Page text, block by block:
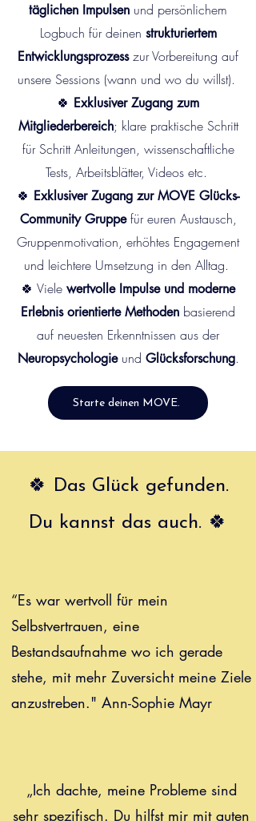
täglichen Impulsen und persönlichem
Logbuch für deinen strukturiertem
EntwicklungsprozesszurVorbereitung auf
unsere Sessions (wann und wo du willst).
🍀 Exklusiver Zugang zum
Mitgliederbereich; klare praktische Schritt
für Schritt Anleitungen, wissenschaftliche
Tests, Arbeitsblätter, Videos etc.
🍀 Exklusiver Zugang zur MOVE Glücks-
Community Gruppefür euren Austausch,
Gruppenmotivation, erhöhtes Engagement
und leichtere Umsetzung in den Alltag.
🍀 Viele wertvolle Impulse und moderne
Erlebnis orientierte Methoden basierend
auf neuesten Erkenntnissen aus der
Neuropsychologieund Glücksforschung.
Starte deinen MOVE.
🍀 Das Glück gefunden.
Du kannst das auch. 🍀
“Es war wertvoll für mein
Selbstvertrauen, eine
Bestandsaufnahme wo ich gerade
stehe, mit mehr Zuversicht meine Ziele
anzustreben." Ann-Sophie Mayr
„Ich dachte, meine Probleme sind
sehr spezifisch. Du hilfst mir mit guten